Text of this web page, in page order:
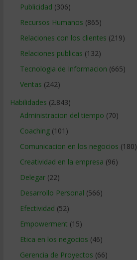
Publicidad (306)
Recursos Humanos (865)
Relaciones con los clientes (219)
Relaciones publicas (132)
Tecnologia de Informacion (665)
Ventas (242)
Habilidades (2.843)
Administracion del tiempo (70)
Coaching(101)
Comunicacion en los negocios (180)
Creatividad en la empresa (96)
Delegar(22)
Desarrollo Personal (566)
Efectividad (52)
Empowerment (15)
Etica en los negocios (46)
Gerencia de Proyectos (66)